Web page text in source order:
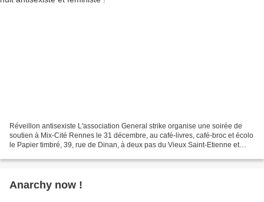
Réveillon antisexiste L'association General strike organise une soirée de
soutien à Mix-Cité Rennes le 31 décembre, au café-livres, café-broc et écolo
le Papier timbré, 39, rue de Dinan, à deux pas du Vieux Saint-Etienne et
Anarchy now !